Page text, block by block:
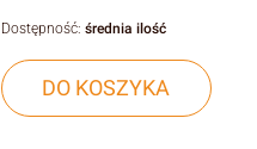
DO KOSZYKA
Dostępność: średnia ilość